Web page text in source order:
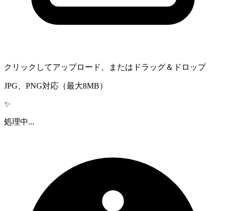
クリックしてアップロード、またはドラッグ＆ドロップ
JPG、PNG対応（最大8MB）
✨
処理中...